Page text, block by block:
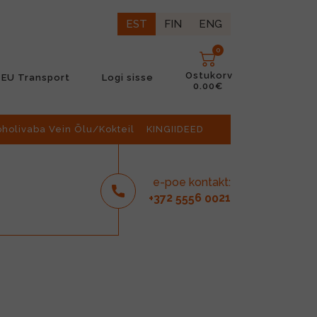
EST FIN ENG
EU Transport Logi sisse
0
Ostukorv
0.00€
Vein Õlu/Kokteil KINGIIDEED
e-poe kontakt:
+372 5556 0021